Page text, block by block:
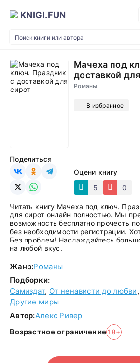
KNIGI.FUN
Мачеха под
доставкой
Романы
В избранное
Оцени книгу
5
0
Поделиться
Читать книгу Мачеха под ключ.
для сирот онлайн полностью. Мы
возможность бесплатно прочесть
без необходимости регистрации.
Без проблем! Наслаждайтесь
на любой вкус.
Жанр:Романы
Подборки:
Самиздат, От ненависти до любви,
Другие миры
Автор:Алекс Ривер
Возрастное ограничение 18+